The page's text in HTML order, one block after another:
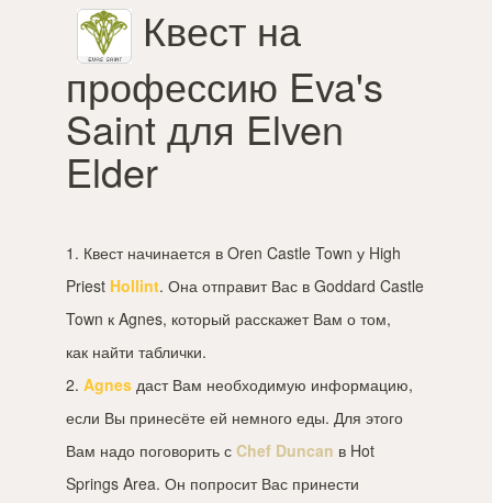
Квест на
профессию Eva's
Saint для Elven
Elder
1. Квест начинается в Oren Castle Town у High
Priest Hollint. Она отправит Вас в Goddard Castle
Town к Agnes, который расскажет Вам о том,
как найти таблички.
2. Agnes даст Вам необходимую информацию,
если Вы принесёте ей немного еды. Для этого
Вам надо поговорить с Chef Duncan в Hot
Springs Area. Он попросит Вас принести